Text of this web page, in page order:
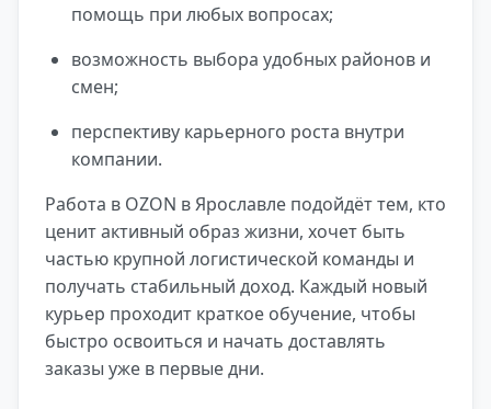
помощь при любых вопросах;
возможность выбора удобных районов и
смен;
перспективу карьерного роста внутри
компании.
Работа в OZON в Ярославле подойдёт тем, кто
ценит активный образ жизни, хочет быть
частью крупной логистической команды и
получать стабильный доход. Каждый новый
курьер проходит краткое обучение, чтобы
быстро освоиться и начать доставлять
заказы уже в первые дни.